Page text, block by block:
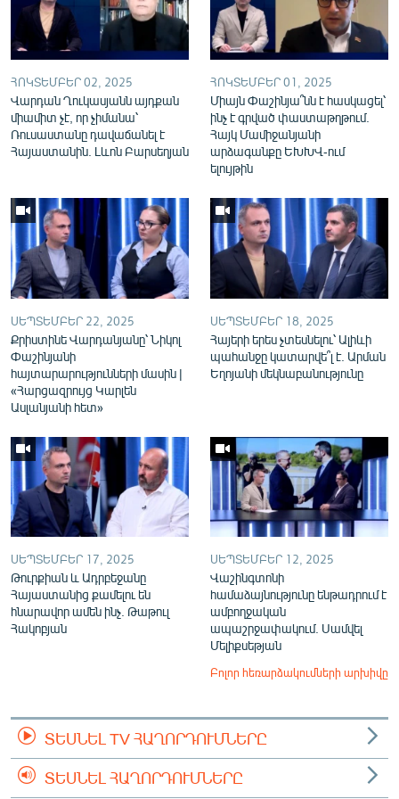
English
Русский
ՀԵՏԵՎԵՔ ՄԵԶ
«Ազատության» բոլոր կայքերը
ՀՈԿՏԵՄԲԵՐ 02, 2025
Վարդան Ղուկասյանն այդքան
միամիտ չէ, որ չիմանա՝
Ռուսաստանը դավաճանել է
Հայաստանին. Լևոն Բարսեղյան
ՀՈԿՏԵՄԲԵՐ 01, 2025
Միայն Փաշինյա՞նն է հասկացել՝
ինչ է գրված փաստաթղթում.
Հայկ Մամիջանյանի
արձագանքը ԵԽԽՎ-ում
ելույթին
ՍԵՊՏԵՄԲԵՐ 22, 2025
Քրիստինե Վարդանյանը՝ Նիկոլ
Փաշինյանի
հայտարարությունների մասին |
«Հարցազրույց Կարլեն
Ասլանյանի հետ»
ՍԵՊՏԵՄԲԵՐ 18, 2025
Հայերի երես չտեսնելու՝ Ալիևի
պահանջը կատարվե՞լ է. Արման
Եղոյանի մեկնաբանությունը
ՍԵՊՏԵՄԲԵՐ 17, 2025
Թուրքիան և Ադրբեջանը
Հայաստանից քամելու են
հնարավոր ամեն ինչ. Թաթուլ
Հակոբյան
ՍԵՊՏԵՄԲԵՐ 12, 2025
Վաշինգտոնի
համաձայնությունը ենթադրում է
ամբողջական
ապաշրջափակում. Սամվել
Մելիքսեթյան
Բոլոր հեռարձակումների արխիվը
ՏԵՍՆԵԼ TV ՀԱՂՈՐԴՈՒՄՆԵՐԸ
ՏԵՍՆԵԼ ՀԱՂՈՐԴՈՒՄՆԵՐԸ